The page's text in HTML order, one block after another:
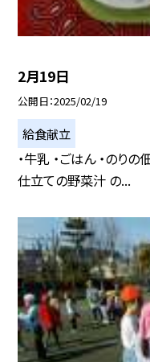
2月19日
公開日 2025/02/19
給食献立
・牛乳 ・ごはん ・のり
仕立ての野菜汁 の...